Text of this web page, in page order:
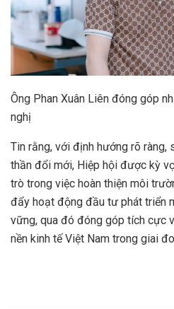
Ông Phan Xuân Liên đóng góp
nghị
Tin rằng, với định hướng rõ ràng,
thần đổi mới, Hiệp hội được kỳ
trò trong việc hoàn thiện môi
đẩy hoạt động đầu tư phát triển
vững, qua đó đóng góp tích cực
nền kinh tế Việt Nam trong giai